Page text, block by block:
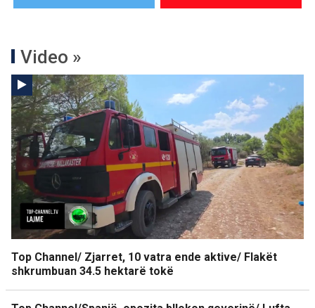
Video »
Top Channel/ Zjarret, 10 vatra ende aktive/ Flakët
shkrumbuan 34.5 hektarë tokë